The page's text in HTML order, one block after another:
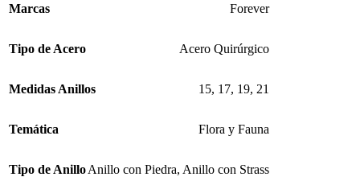
Marcas
Forever
Tipo de Acero Acero Quirúrgico
Medidas Anillos 15, 17, 19, 21
Temática Flora y Fauna
Tipo de AnilloAnillo con Piedra, Anillo con Strass